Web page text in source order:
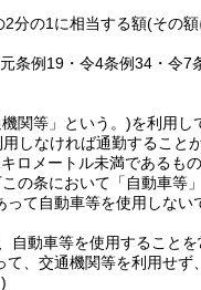
分の1に相当する額(その
条例19・令4条例34・令7
関等」という。)を利用し
しなければ通勤すること
ロメートル未満であるも
の条において「自動車等
て自動車等を使用しな
自動車等を使用することを
、交通機関等を利用せ